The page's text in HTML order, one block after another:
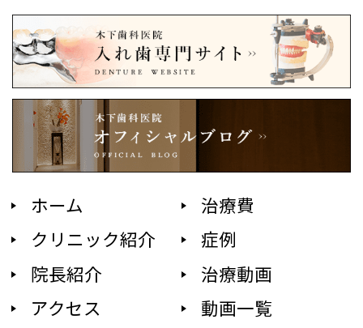
ホーム
クリニック紹介
院長紹介
アクセス
治療費
症例
治療動画
動画一覧